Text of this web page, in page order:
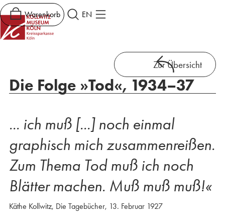
Warenkorb EN
Zur Übersicht
Die Folge »Tod«, 1934–37
... ich muß [...] noch einmal
graphisch mich zusammenreißen.
Zum Thema Tod muß ich noch
Blätter machen. Muß muß muß!«
Käthe Kollwitz, Die Tagebücher, 13. Februar 1927